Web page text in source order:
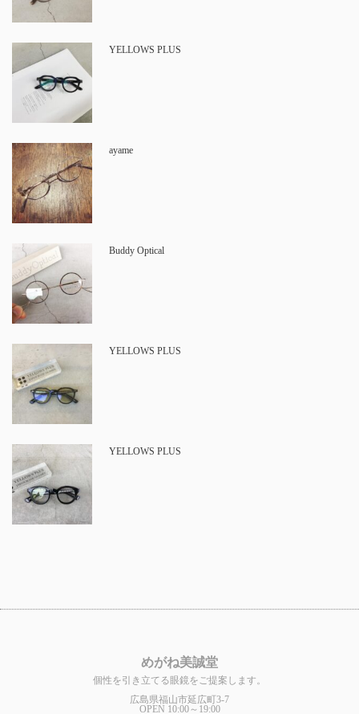
YELLOWS PLUS
ayame
Buddy Optical
YELLOWS PLUS
YELLOWS PLUS
めがね美誠堂
個性を引き立てる眼鏡をご提案します。
広島県福山市延広町3-7
OPEN 10:00～19:00